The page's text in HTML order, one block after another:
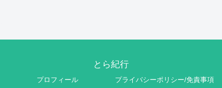
とら紀行
プロフィール
プライバシーポリシー/免責事項